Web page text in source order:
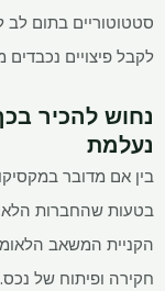
סטטוטוריים בתום
לקבל פיצויים נכבדים
נחוש להכיר
נעלמת
בין אם מדובר
בטעות שהחברות
הקניית המשאב
חקירה ופיתוח של